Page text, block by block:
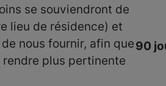
se souviendront de
lieu de résidence) et
nous fournir, afin que
plus pertinente
90